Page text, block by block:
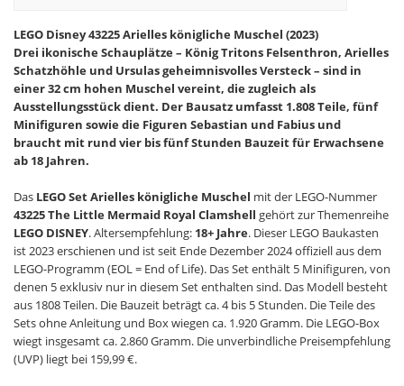
LEGO Disney 43225 Arielles königliche Muschel (2023)
Drei ikonische Schauplätze – König Tritons Felsenthron, Arielles
Schatzhöhle und Ursulas geheimnisvolles Versteck – sind in
einer 32 cm hohen Muschel vereint, die zugleich als
Ausstellungsstück dient. Der Bausatz umfasst 1.808 Teile, fünf
Minifiguren sowie die Figuren Sebastian und Fabius und
braucht mit rund vier bis fünf Stunden Bauzeit für Erwachsene
ab 18 Jahren.
Das LEGO Set Arielles königliche Muschel mit der LEGO-Nummer
43225 The Little Mermaid Royal Clamshell gehört zur Themenreihe
LEGO DISNEY. Altersempfehlung: 18+ Jahre. Dieser LEGO Baukasten
ist 2023 erschienen und ist seit Ende Dezember 2024 offiziell aus dem
LEGO-Programm (EOL = End of Life). Das Set enthält 5 Minifiguren, von
denen 5 exklusiv nur in diesem Set enthalten sind. Das Modell besteht
aus 1808 Teilen. Die Bauzeit beträgt ca. 4 bis 5 Stunden. Die Teile des
Sets ohne Anleitung und Box wiegen ca. 1.920 Gramm. Die LEGO-Box
wiegt insgesamt ca. 2.860 Gramm. Die unverbindliche Preisempfehlung
(UVP) liegt bei 159,99 €.